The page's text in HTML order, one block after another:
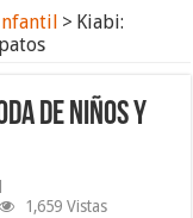
> Kiabi:
de niños y
1,659 Vistas